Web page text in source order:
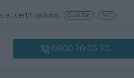
et certifications : Quali'Bat RGE
0800 20 03 20